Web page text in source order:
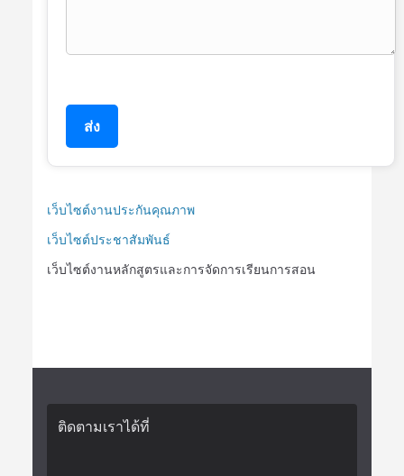
ส่ง
เว็บไซต์งานประกันคุณภาพ
เว็บไซต์ประชาสัมพันธ์
เว็บไซต์งานหลักสูตรและการจัดการเรียนการสอน
ติดตามเราได้ที่